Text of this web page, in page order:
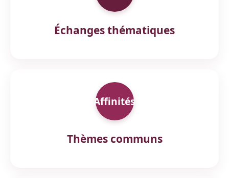
Échanges thématiques
Affinités
Thèmes communs